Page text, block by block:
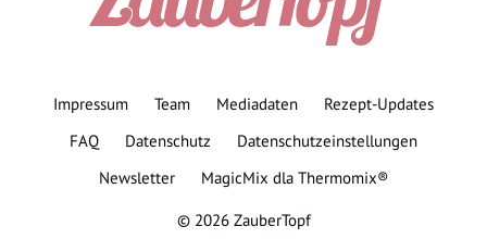
Impressum Team Mediadaten
Rezept-Updates
FAQ
Datenschutz
Datenschutzeinstellungen
Newsletter
MagicMix dla Thermomix®
© 2026 ZauberTopf